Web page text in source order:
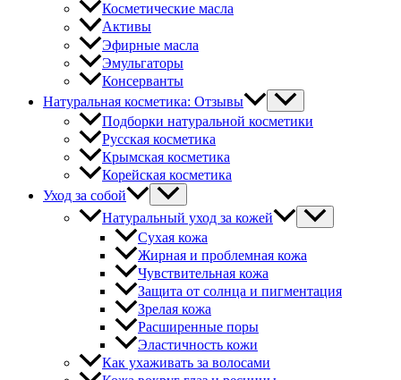
Косметические масла
Активы
Эфирные масла
Эмульгаторы
Консерванты
Натуральная косметика: Отзывы
Подборки натуральной косметики
Русская косметика
Крымская косметика
Корейская косметика
Уход за собой
Натуральный уход за кожей
Сухая кожа
Жирная и проблемная кожа
Чувствительная кожа
Защита от солнца и пигментация
Зрелая кожа
Расширенные поры
Эластичность кожи
Как ухаживать за волосами